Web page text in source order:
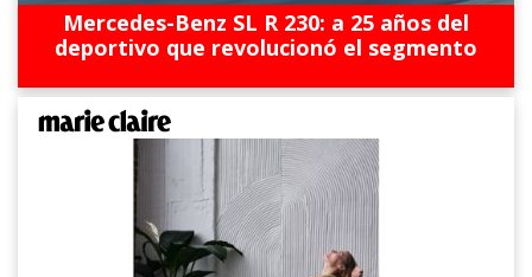
Mercedes-Benz SL R 230: a 25 años del
deportivo que revolucionó el segmento